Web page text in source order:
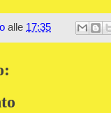
alle 17:35